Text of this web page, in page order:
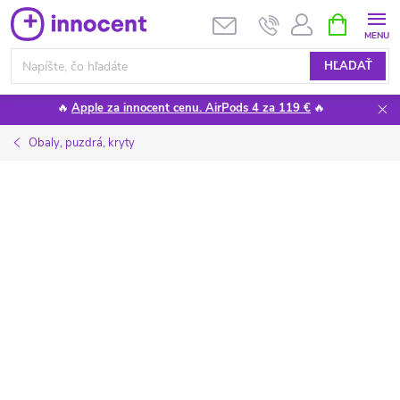
Prejsť
na
obsah
HĽADAŤ
KOŠÍK
🔥 Apple za innocent cenu. AirPods 4 za 119 € 🔥
Obaly, puzdrá, kryty